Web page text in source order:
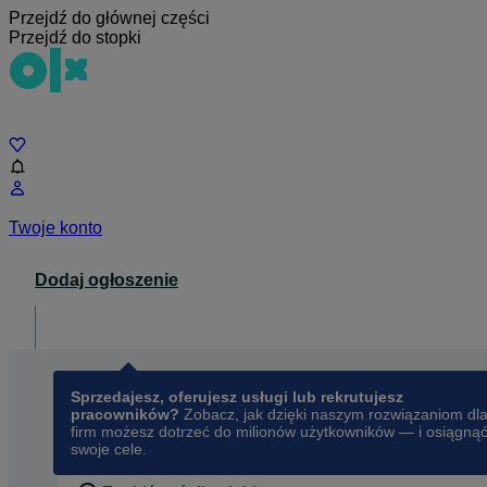
Przejdź do głównej części
Przejdź do stopki
Twoje konto
Dodaj ogłoszenie
Sprzedajesz, oferujesz usługi lub rekrutujesz
pracowników? Zobacz, jak dzięki naszym rozwiązaniom dla
firm możesz dotrzeć do milionów użytkowników — i osiągnąć
swoje cele.